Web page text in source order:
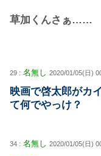
草加くんさぁ……
29 : 名無し 2020/01/05(日)
映画で啓太郎がカ
て何でやっけ？
34 : 名無し 2020/01/05(日)